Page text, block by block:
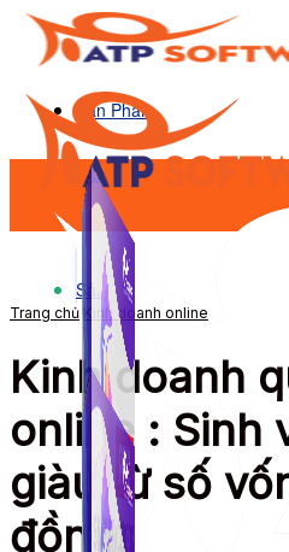
Sản Phẩm
Sản Phẩm
Trang chủ Kinh doanh online
Kinh doanh
online : Sinh
giàu từ số
đồng